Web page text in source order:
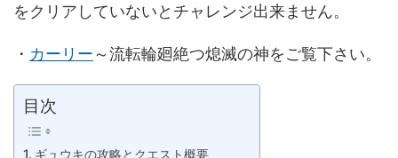
をクリアしていないとチャレンジ出来ません。
・ カーリー～流転輪廻絶つ熄滅の神をご覧下さい。
目次
ギュウキの攻略とクエスト概要